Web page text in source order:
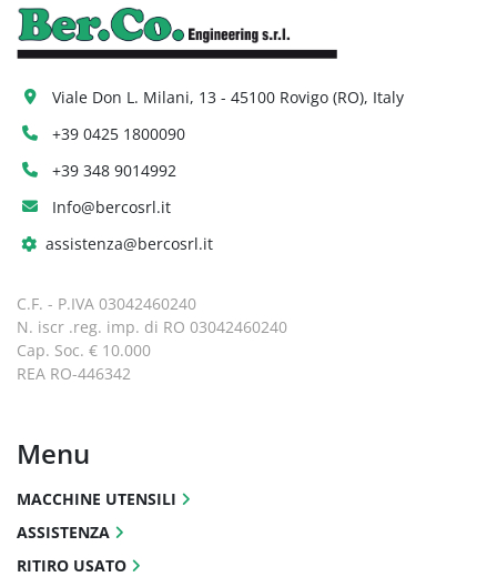
Viale Don L. Milani, 13 - 45100 Rovigo (RO), Italy
+39 0425 1800090
+39 348 9014992
Info@bercosrl.it
assistenza@bercosrl.it
C.F. - P.IVA 03042460240
N. iscr .reg. imp. di RO 03042460240
Cap. Soc. € 10.000
REA RO-446342
Menu
MACCHINE UTENSILI
ASSISTENZA
RITIRO USATO